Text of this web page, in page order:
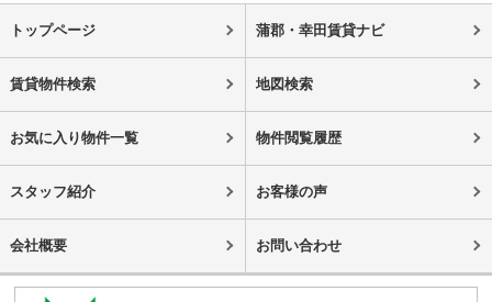
トップページ 蒲郡・幸田賃貸ナビ
賃貸物件検索 地図検索
お気に入り物件一覧 物件閲覧履歴
スタッフ紹介 お客様の声
会社概要 お問い合わせ